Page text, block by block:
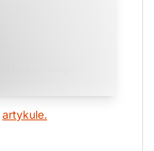
artykule.